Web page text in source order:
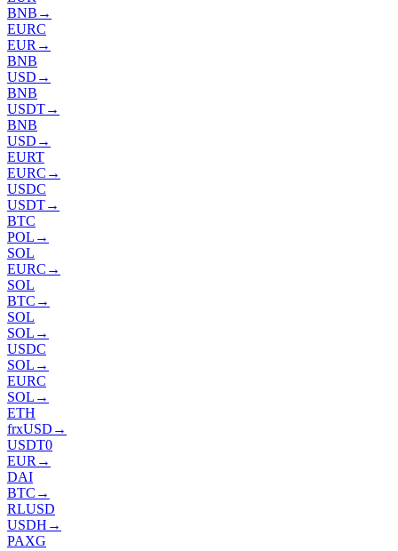
BNB →
EURC
EUR →
BNB
USD →
BNB
USDT→
BNB
USD →
EURT
EURC →
USDC
USDT→
BTC
POL →
SOL
EURC →
SOL
BTC →
SOL
SOL →
USDC
SOL →
EURC
SOL →
ETH
frxUSD →
USDT0
EUR →
DAI
BTC →
RLUSD
USDH →
PAXG